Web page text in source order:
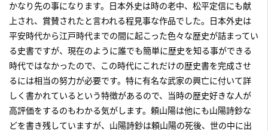
かなり先の事になります。日本外史は時の老中、松平定信にも献
上され、賞賛されたと言われる程見事な作品でした。日本外史は
平安時代から江戸時代までの間に起こった色々な歴史が詰まってい
る史書ですが、現在のように誰でも簡単に歴史を知る事ができる
時代ではなかったので、この時代にこれだけの歴史書を完成させ
るには相当の努力が必要です。特に有名な武家の興亡に付いて詳
しく書かれているという特徴があるので、当時の歴史好きな人が
高評価をするのもわかる気がします。頼山陽は他にも山陽詩鈔な
どを書き残していますが、山陽詩鈔は頼山陽の死後、世の中に出